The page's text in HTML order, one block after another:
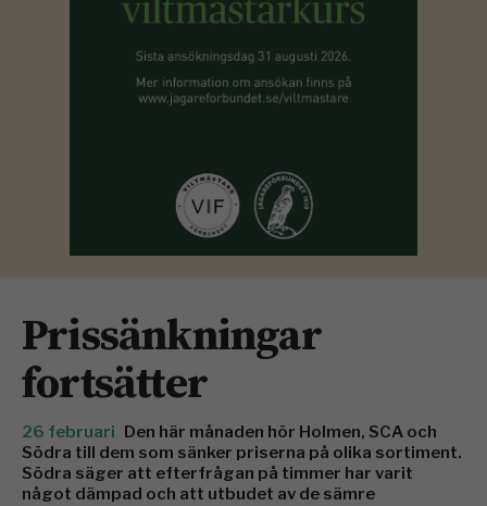
Prissänkningar
fortsätter
26 februari Den här månaden hör Holmen, SCA och
Södra till dem som sänker priserna på olika sortiment.
Södra säger att efterfrågan på timmer har varit
något dämpad och att utbudet av de sämre